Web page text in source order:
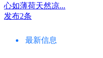
心如薄荷天然凉...
发布2条
最新信息